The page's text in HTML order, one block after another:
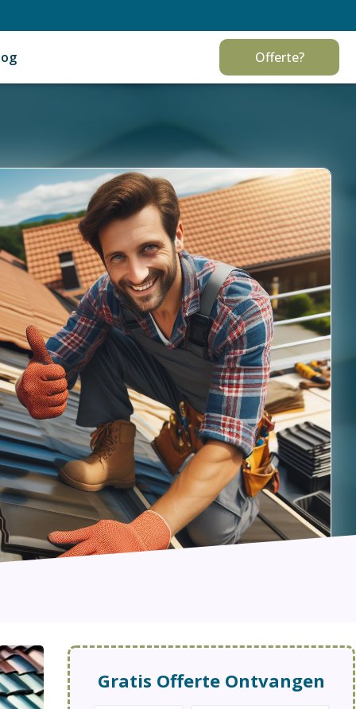
Offerte?
Gratis Offerte Ontvangen